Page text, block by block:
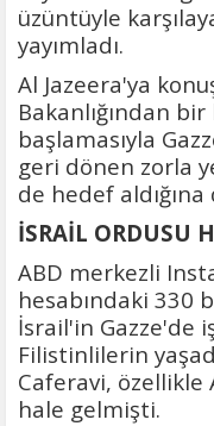
üzüntüyle
yayımladı.
Al Jazeera'ya
Bakanlığından
başlamasıyla
geri dönen zorla
de hedef
İSRAİL ORDUSU
ABD merkezli
hesabındaki 330
İsrail'in Gazze'de
Filistinlilerin
Caferavi, özellikle
hale gelmişti.